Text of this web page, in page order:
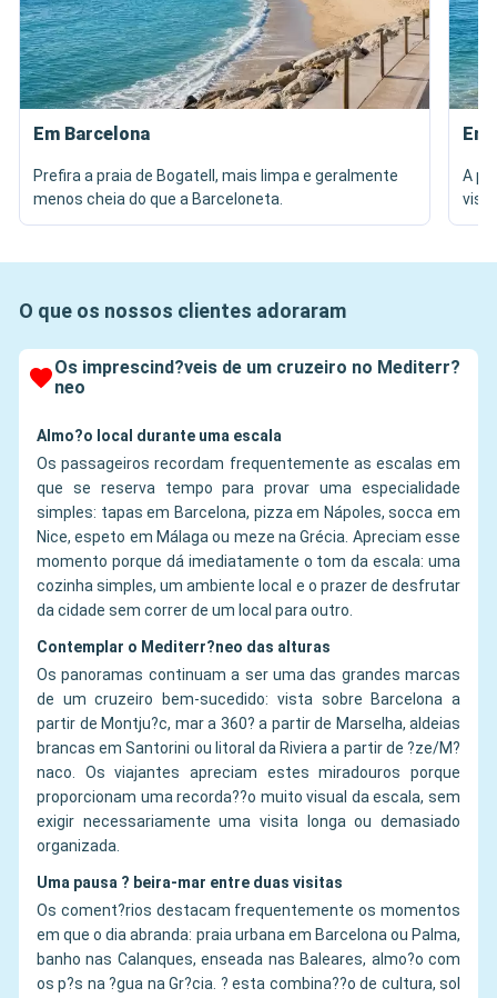
Em Barcelona
Prefira a praia de Bogatell, mais limpa e geralmente
menos cheia do que a Barceloneta.
A
O que os nossos clientes adoraram
Os imprescind?veis de um cruzeiro no Mediterr?
neo
Almo?o local durante uma escala
Os passageiros recordam frequentemente as escalas em
que se reserva tempo para provar uma especialidade
simples: tapas em Barcelona, pizza em Nápoles, socca em
Nice, espeto em Málaga ou meze na Grécia. Apreciam esse
momento porque dá imediatamente o tom da escala: uma
cozinha simples, um ambiente local e o prazer de desfrutar
da cidade sem correr de um local para outro.
Contemplar o Mediterr?neo das alturas
Os panoramas continuam a ser uma das grandes marcas
de um cruzeiro bem-sucedido: vista sobre Barcelona a
partir de Montju?c, mar a 360? a partir de Marselha, aldeias
brancas em Santorini ou litoral da Riviera a partir de ?ze/M?
naco. Os viajantes apreciam estes miradouros porque
proporcionam uma recorda??o muito visual da escala, sem
exigir necessariamente uma visita longa ou demasiado
organizada.
Uma pausa ? beira-mar entre duas visitas
Os coment?rios destacam frequentemente os momentos
em que o dia abranda: praia urbana em Barcelona ou Palma,
banho nas Calanques, enseada nas Baleares, almo?o com
os p?s na ?gua na Gr?cia. ? esta combina??o de cultura, sol